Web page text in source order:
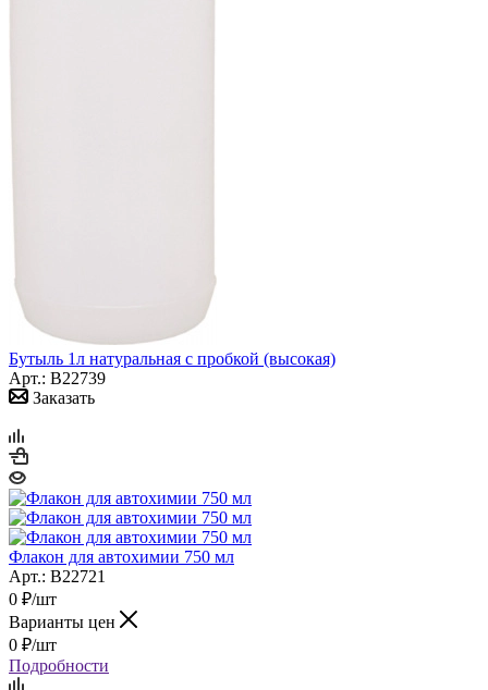
Бутыль 1л натуральная с пробкой (высокая)
Арт.: B22739
Заказать
Флакон для автохимии 750 мл
Арт.: B22721
0 ₽/шт
Варианты цен
0 ₽/шт
Подробности